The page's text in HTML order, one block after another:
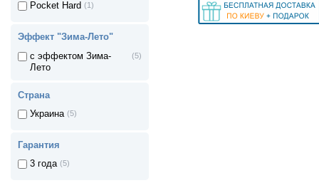
Pocket Hard (1)
Эффект "Зима-Лето"
с эффектом Зима-
Лето
(5)
Страна
Украина (5)
Гарантия
3 года (5)